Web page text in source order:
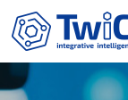
移至主內容